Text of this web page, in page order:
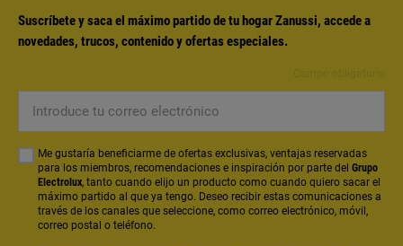
Suscríbete y saca el máximo partido de tu hogar Zanussi, accede a
novedades, trucos, contenido y ofertas especiales.
correo
electrónico
Me gustaría beneficiarme de ofertas exclusivas, ventajas reservadas
para los miembros, recomendaciones e inspiración por parte del Grupo
Electrolux, tanto cuando elijo un producto como cuando quiero sacar el
máximo partido al que ya tengo. Deseo recibir estas comunicaciones a
través de los canales que seleccione, como correo electrónico, móvil,
correo postal o teléfono.